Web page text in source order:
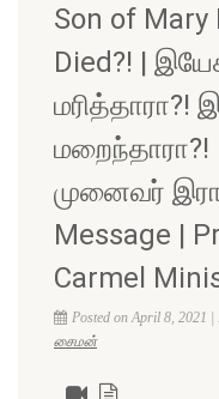
Son of Mary
Died?! |
மறைந்தாரா?!
முனைவர்
Message |
Carmel
Posted on April 8, 2021 |
சைமன்